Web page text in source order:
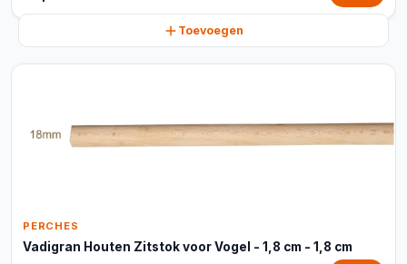
Toevoegen
PERCHES
Vadigran Houten Zitstok voor Vogel - 1,8 cm - 1,8 cm